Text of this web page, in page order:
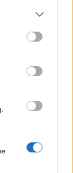
more Google
may click to
party tags to
below Google
néhány